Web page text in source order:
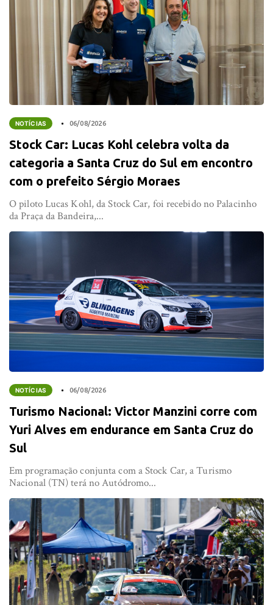
NOTÍCIAS 06/08/2026
Stock Car: Lucas Kohl celebra volta da
categoria a Santa Cruz do Sul em encontro
com o prefeito Sérgio Moraes
O piloto Lucas Kohl, da Stock Car, foi recebido no Palacinho
da Praça da Bandeira,...
NOTÍCIAS 06/08/2026
Turismo Nacional: Victor Manzini corre com
Yuri Alves em endurance em Santa Cruz do
Sul
Em programação conjunta com a Stock Car, a Turismo
Nacional (TN) terá no Autódromo...